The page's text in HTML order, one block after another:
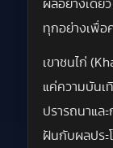
ผลอย่างเดีย
ทุกอย่างเพื่อ
เขาชนไก่
แค่ความบันเ
ปรารถนาแล
ฝันกับผลประ